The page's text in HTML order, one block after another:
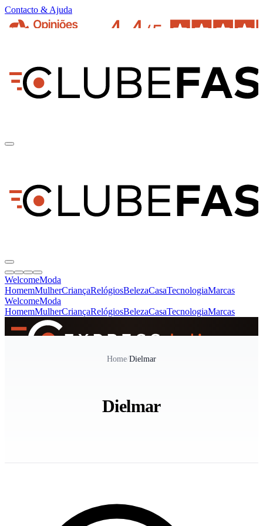
Contacto & Ajuda
WelcomeModa
HomemMulherCriançaRelógiosBelezaCasaTecnologiaMarcas
WelcomeModa
HomemMulherCriançaRelógiosBelezaCasaTecnologiaMarcas
Home/Dielmar
Dielmar